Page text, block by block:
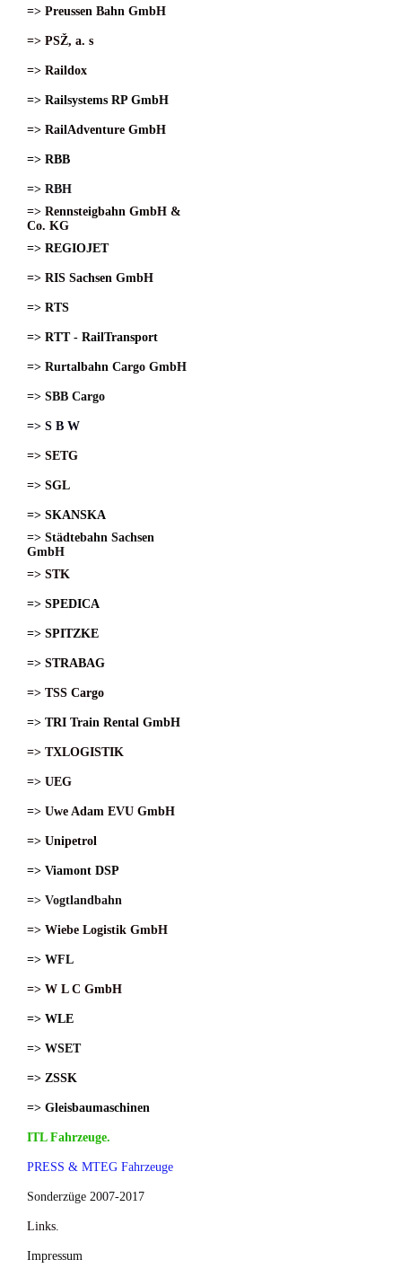
=> Preussen Bahn GmbH
=> PSŽ, a. s
=> Raildox
=> Railsystems RP GmbH
=> RailAdventure GmbH
=> RBB
=> RBH
=> Rennsteigbahn GmbH &
Co. KG
=> REGIOJET
=> RIS Sachsen GmbH
=> RTS
=> RTT - RailTransport
=> Rurtalbahn Cargo GmbH
=> SBB Cargo
=> S B W
=> SETG
=> SGL
=> SKANSKA
=> Städtebahn Sachsen
GmbH
=> STK
=> SPEDICA
=> SPITZKE
=> STRABAG
=> TSS Cargo
=> TRI Train Rental GmbH
=> TXLOGISTIK
=> UEG
=> Uwe Adam EVU GmbH
=> Unipetrol
=> Viamont DSP
=> Vogtlandbahn
=> Wiebe Logistik GmbH
=> WFL
=> W L C GmbH
=> WLE
=> WSET
=> ZSSK
=> Gleisbaumaschinen
ITL Fahrzeuge.
PRESS & MTEG Fahrzeuge
Sonderzüge 2007-2017
Links.
Impressum